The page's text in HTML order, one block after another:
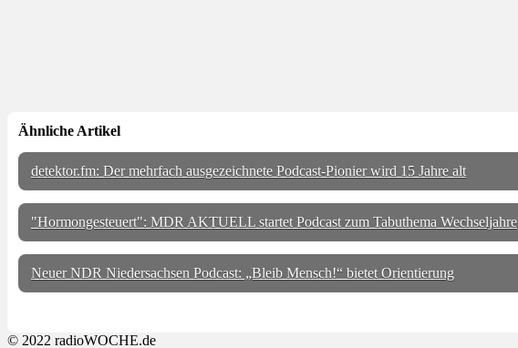
Ähnliche Artikel
detektor.fm: Der mehrfach ausgezeichnete Podcast-Pionier wird 15 Jahre alt
"Hormongesteuert": MDR AKTUELL startet Podcast zum Tabuthema Wechseljahre
Neuer NDR Niedersachsen Podcast: „Bleib Mensch!“ bietet Orientierung
© 2022 radioWOCHE.de